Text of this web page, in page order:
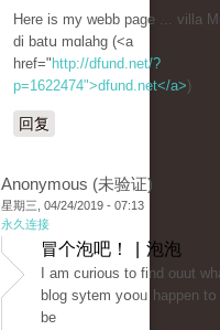
Here іs my webb page ... villa
di batս mɑlahg (<a
href=" http://dfund.net/?
p=1622474">dfund.net</a>)
回复
Anonymous (未验证)
星期三, 04/24/2019 - 07:13
永久连接
冒个泡吧！ | 泡泡
Ι am curious to find ouut
blog sytem yօoᥙ happen tօ
be